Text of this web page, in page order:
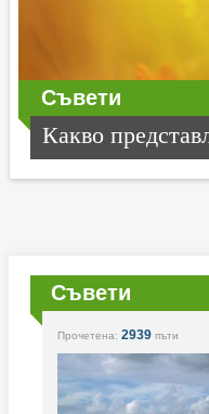
Съвети
Какво
Съвети
Прочетена: 2939 пъти